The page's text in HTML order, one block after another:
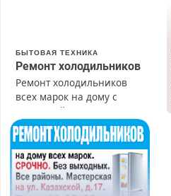
БЫТОВАЯ ТЕХНИКА
Ремонт холодильников
Ремонт холодильников
всех марок на дому с
гарантией. Замена
резины. Качественно.
Недорого. Без выходных.
Все районы. Скидка.
Вызов бесплатный.